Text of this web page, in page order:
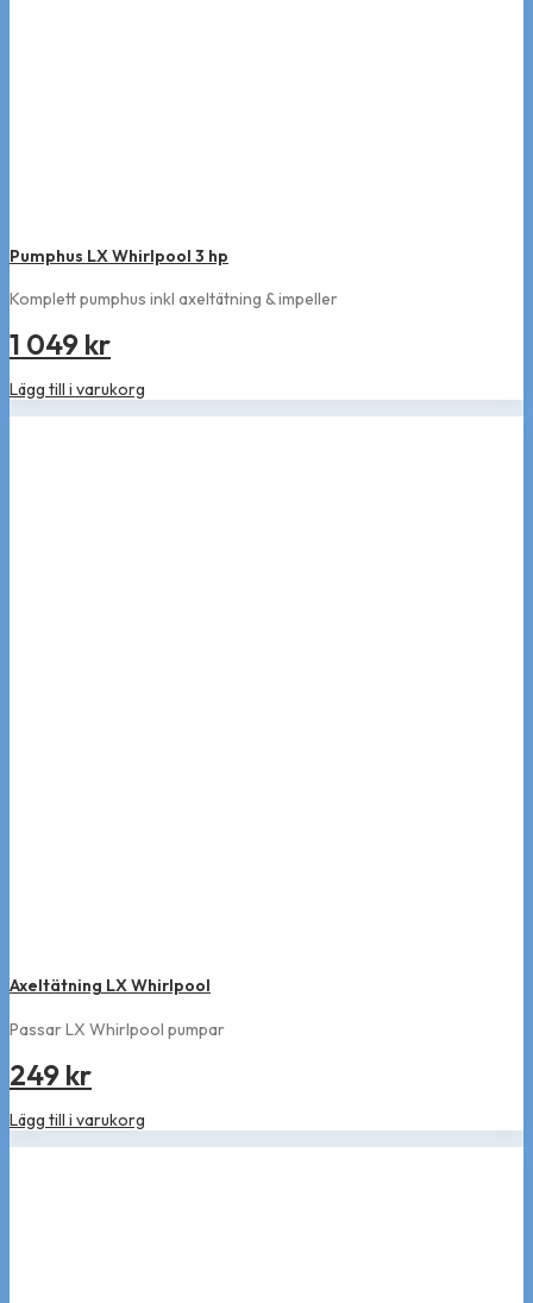
Pumphus LX Whirlpool 3 hp
Komplett pumphus inkl axeltätning & impeller
1 049 kr
Lägg till i varukorg
Axeltätning LX Whirlpool
Passar LX Whirlpool pumpar
249 kr
Lägg till i varukorg